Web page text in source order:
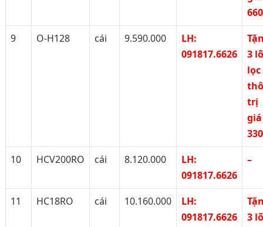
9
O-H128 cái 9.590.000
LH:
091817.6626
3
lọc
thô
trị
giá
10
HCV200RO cái 8.120.000
LH:
091817.6626
–
11 HC18RO cái 10.160.000
LH:
091817.6626
3